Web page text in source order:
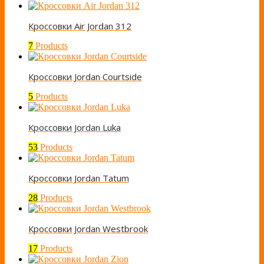
Кроссовки Air Jordan 312
7 Products
Кроссовки Jordan Courtside
5 Products
Кроссовки Jordan Luka
53 Products
Кроссовки Jordan Tatum
28 Products
Кроссовки Jordan Westbrook
17 Products